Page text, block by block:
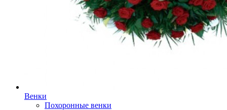
Венки
Похоронные венки